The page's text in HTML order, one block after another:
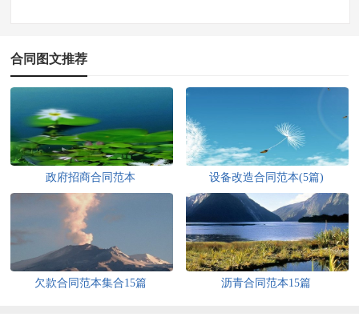
合同图文推荐
政府招商合同范本 设备改造合同范本(5篇)
欠款合同范本集合15篇 沥青合同范本15篇